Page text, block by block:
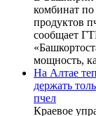
комбинат по
продуктов
сообщает
мощность,
На Алтае
держать
пчел
Краевое